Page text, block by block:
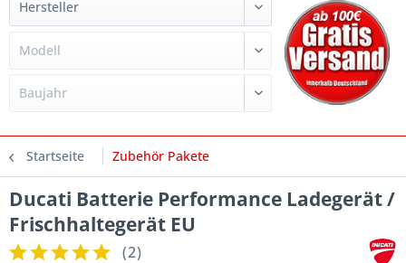
Startseite Zubehör Pakete
Ducati Batterie Performance Ladegerät /
Frischhaltegerät EU
(2)